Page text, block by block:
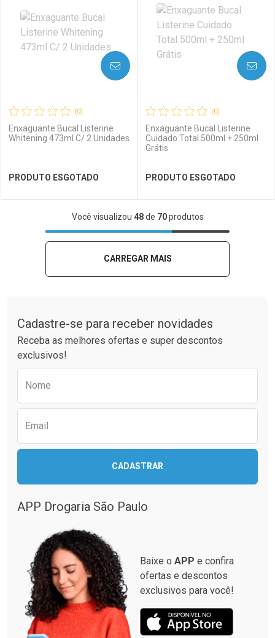
Laboratório
Ver Desconto Convênio
Por Menos Laboratório
Ver Desconto Convênio
Por Menos
(0)
Enxaguante Bucal Listerine
Whitening 473ml C/ 2 Unidades
PRODUTO ESGOTADO
AVISE-ME
FECHAR
Laboratório
FECHAR
Por Menos
(0)
Enxaguante Bucal Listerine
Cuidado Total 500ml + 250ml
Grátis
PRODUTO ESGOTADO
AVISE-ME
Laboratório
Por Menos
Você visualizou 48de 70produtos
CARREGAR MAIS
Cadastre-se para receber novidades
Receba as melhores ofertas e super descontos
exclusivos!
Nome
Email
CADASTRAR
APP Drogaria São Paulo
Baixe o APP e confira
ofertas e descontos
exclusivos para você!